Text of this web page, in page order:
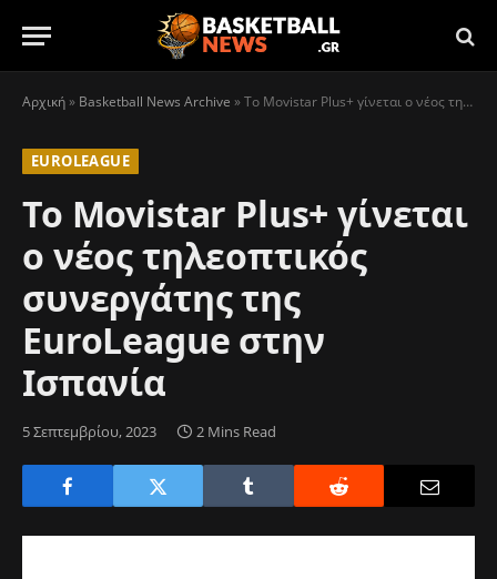
Αρχική» Basketball News Archive »Το Movistar Plus+ γίνεται ο νέος τηλεοπτικός συνεργάτης της EuroLeague στην Ισπανία
EUROLEAGUE
Το Movistar Plus+ γίνεται
ο νέος τηλεοπτικός
συνεργάτης της
EuroLeague στην
Ισπανία
5 Σεπτεμβρίου, 2023 2 Mins Read